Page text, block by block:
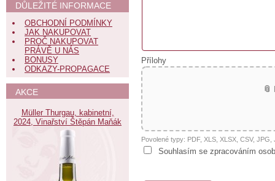
Přílohy
Povolené typy: PDF, XLS, XLSX, CSV,
Souhlasím se zpracováním
DŮLEŽITÉ INFORMACE
OBCHODNÍ PODMÍNKY
JAK NAKUPOVAT
PROČ NAKUPOVAT
PRÁVĚ U NÁS
BONUSY
ODKAZY-PROPAGACE
AKCE
Müller Thurgau, kabinetní,
2024, Vinařství Štěpán Maňák